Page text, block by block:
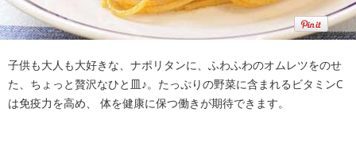
子供も大人も大好きな、ナポリタンに、ふわふわのオムレツをのせ
た、ちょっと贅沢なひと皿♪。たっぷりの野菜に含まれるビタミンC
は免疫力を高め、 体を健康に保つ働きが期待できます。